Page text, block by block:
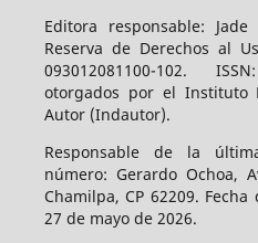
Editora responsable:
Reserva de Derechos al
093012081100-102.
otorgados por el Instituto
Autor (Indautor).
Responsable de la
número: Gerardo Ochoa,
Chamilpa, CP 62209.
27 de mayo de 2026.